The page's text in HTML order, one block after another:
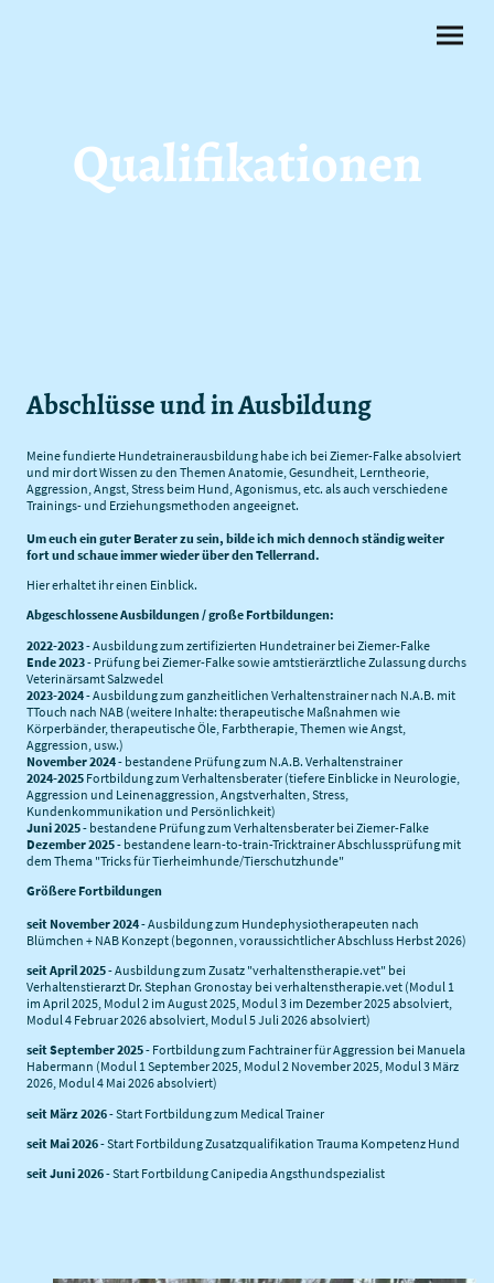
Qualifikationen
Abschlüsse und in Ausbildung
Meine fundierte Hundetrainerausbildung habe ich bei Ziemer-Falke absolviert
und mir dort Wissen zu den Themen Anatomie, Gesundheit, Lerntheorie,
Aggression, Angst, Stress beim Hund, Agonismus, etc. als auch verschiedene
Trainings- und Erziehungsmethoden angeeignet.
Um euch ein guter Berater zu sein, bilde ich mich dennoch ständig weiter
fort und schaue immer wieder über den Tellerrand.
Hier erhaltet ihr einen Einblick.
Abgeschlossene Ausbildungen / große Fortbildungen:
2022-2023- Ausbildung zum zertifizierten Hundetrainer bei Ziemer-Falke
Ende 2023- Prüfung bei Ziemer-Falke sowie amtstierärztliche Zulassung durchs
Veterinärsamt Salzwedel
2023-2024- Ausbildung zum ganzheitlichen Verhaltenstrainer nach N.A.B. mit
TTouch nach NAB (weitere Inhalte: therapeutische Maßnahmen wie
Körperbänder, therapeutische Öle, Farbtherapie, Themen wie Angst,
Aggression, usw.)
November 2024- bestandene Prüfung zum N.A.B. Verhaltenstrainer
2024-2025 Fortbildung zum Verhaltensberater (tiefere Einblicke in Neurologie,
Aggression und Leinenaggression, Angstverhalten, Stress,
Kundenkommunikation und Persönlichkeit)
Juni 2025- bestandene Prüfung zum Verhaltensberater bei Ziemer-Falke
Dezember 2025- bestandene learn-to-train-Tricktrainer Abschlussprüfung mit
dem Thema "Tricks für Tierheimhunde/Tierschutzhunde"
Größere Fortbildungen
seit November 2024- Ausbildung zum Hundephysiotherapeuten nach
Blümchen + NAB Konzept (begonnen, voraussichtlicher Abschluss Herbst 2026)
seit April 2025- Ausbildung zum Zusatz "verhaltenstherapie.vet" bei
Verhaltenstierarzt Dr. Stephan Gronostay bei verhaltenstherapie.vet (Modul 1
im April 2025, Modul 2 im August 2025, Modul 3 im Dezember 2025 absolviert,
Modul 4 Februar 2026 absolviert, Modul 5 Juli 2026 absolviert)
seit September 2025- Fortbildung zum Fachtrainer für Aggression bei Manuela
Habermann (Modul 1 September 2025, Modul 2 November 2025, Modul 3 März
2026, Modul 4 Mai 2026 absolviert)
seit März 2026- Start Fortbildung zum Medical Trainer
seit Mai 2026- Start Fortbildung Zusatzqualifikation Trauma Kompetenz Hund
seit Juni 2026- Start Fortbildung Canipedia Angsthundspezialist